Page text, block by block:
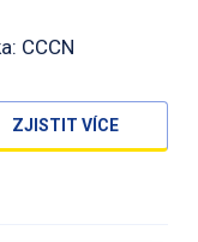
CCCN
ZJISTIT VÍCE